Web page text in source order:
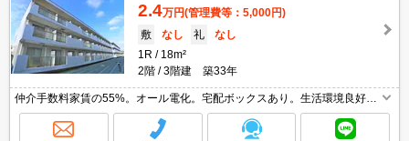
2.4万円(管理費等：5,000円)
敷
なし 礼
なし
1R
18m²
2階
3階建 築33年
仲介手数料家賃の55%。オール電化。宅配ボックスあり。生活環境良好。
オンライン内見相談可。住環境、あなたの目でお確かめください。エイブ
ル女子割で仲介手数料家賃の0.55ヶ月分より10％ＯＦＦ。